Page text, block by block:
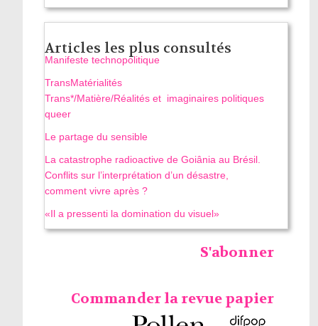
Articles les plus consultés
Manifeste technopolitique
TransMatérialités
Trans*/Matière/Réalités et imaginaires politiques
queer
Le partage du sensible
La catastrophe radioactive de Goiânia au Brésil.
Conflits sur l’interprétation d’un désastre,
comment vivre après ?
«Il a pressenti la domination du visuel»
S'abonner
Commander la revue papier